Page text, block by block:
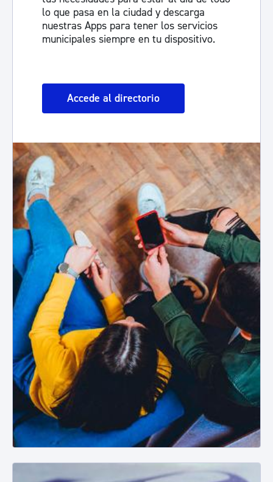
lo que pasa en la ciudad y descarga
nuestras Apps para tener los servicios
municipales siempre en tu dispositivo.
Accede al directorio